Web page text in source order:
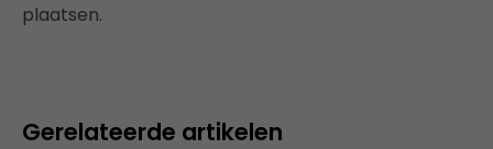
plaatsen.
Gerelateerde artikelen